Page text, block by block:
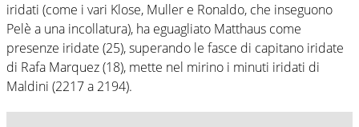
iridati (come i vari Klose, Muller e Ronaldo, che inseguono
Pelè a una incollatura), ha eguagliato Matthaus come
presenze iridate (25), superando le fasce di capitano iridate
di Rafa Marquez (18), mette nel mirino i minuti iridati di
Maldini (2217 a 2194).